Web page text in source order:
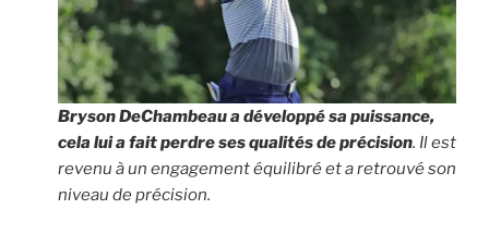
Bryson DeChambeau a développé sa puissance,
cela lui a fait perdre ses qualités de précision. Il est
revenu à un engagement équilibré et a retrouvé son
niveau de précision.